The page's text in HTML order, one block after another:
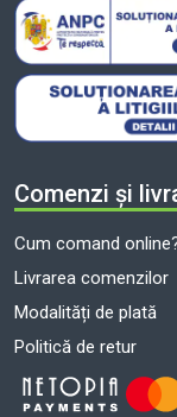
Comenzi și
Cum comand
Livrarea comenzilor
Modalități de plată
Politică de retur